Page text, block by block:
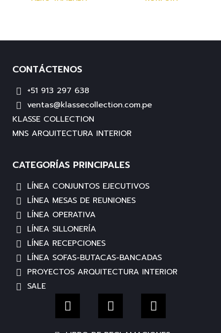
CONTÁCTENOS
+51 913 297 638
ventas@klassecollection.com.pe
KLASSE COLLECTION
MNS ARQUITECTURA INTERIOR
CATEGORÍAS PRINCIPALES
LÍNEA CONJUNTOS EJECUTIVOS
LÍNEA MESAS DE REUNIONES
LÍNEA OPERATIVA
LÍNEA SILLONERÍA
LÍNEA RECEPCIONES
LÍNEA SOFAS-BUTACAS-BANCADAS
PROYECTOS ARQUITECTURA INTERIOR
SALE